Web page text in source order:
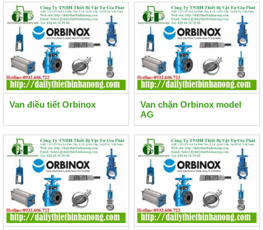
Van điều tiết Orbinox
Van chặn Orbinox model
AG